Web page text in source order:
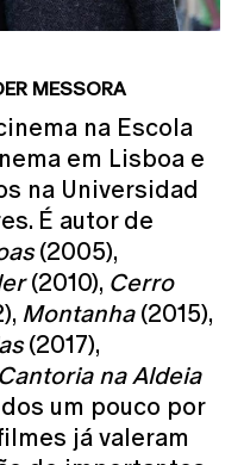
MESSORA
na Escola
em Lisboa e
na Universidad
É autor de
(2005),
(2010), Cerro
Montanha(2015),
(2017),
na Aldeia
um pouco por
já valeram